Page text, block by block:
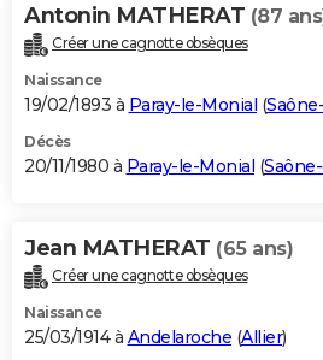
Antonin MATHERAT (87
Créer une cagnotte obsèques
Naissance
19/02/1893 à Paray-le-Monial (
Décès
20/11/1980 à Paray-le-Monial (
Jean MATHERAT (65 ans)
Créer une cagnotte obsèques
Naissance
25/03/1914 à Andelaroche (Allier)